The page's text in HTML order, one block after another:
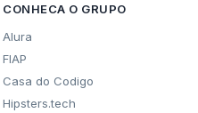
CONHECA O GRUPO
Alura
FIAP
Casa do Codigo
Hipsters.tech